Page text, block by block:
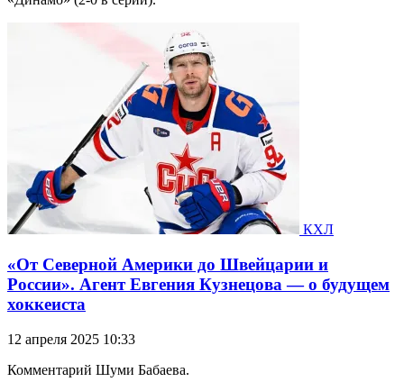
КХЛ
«От Северной Америки до Швейцарии и
России». Агент Евгения Кузнецова — о будущем
хоккеиста
12 апреля 2025 10:33
Комментарий Шуми Бабаева.